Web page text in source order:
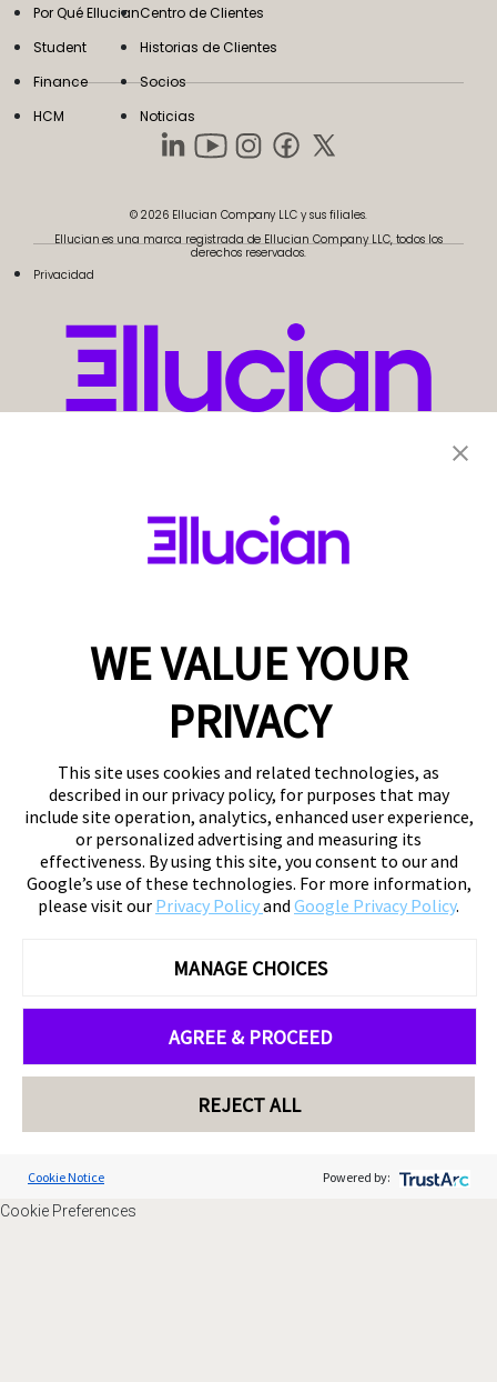
Por Qué Ellucian
Student
Finance
HCM
Centro de Clientes
Historias de Clientes
Socios
Noticias
© 2026 Ellucian Company LLC y sus filiales.
Ellucian es una marca registrada de Ellucian Company LLC, todos los
derechos reservados.
Privacidad
WE VALUE YOUR
PRIVACY
This site uses cookies and related technologies, as
described in our privacy policy, for purposes that may
include site operation, analytics, enhanced user experience,
or personalized advertising and measuring its
effectiveness. By using this site, you consent to our and
Google’s use of these technologies. For more information,
please visit our Privacy Policyand Google Privacy Policy.
MANAGE CHOICES
AGREE & PROCEED
REJECT ALL
Cookie Notice Powered by:
Cookie Preferences